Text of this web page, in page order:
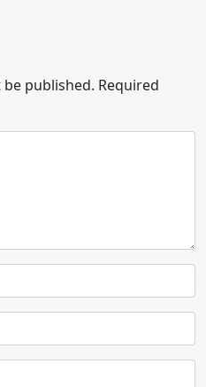
published. Required